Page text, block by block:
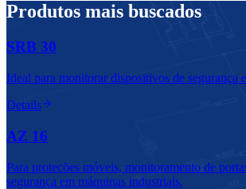
Produtos mais buscados
SRB 30
Ideal para monitorar dispositivos de segurança
Details
AZ 16
Para proteções móveis, monitoramento de
segurança em máquinas industriais.